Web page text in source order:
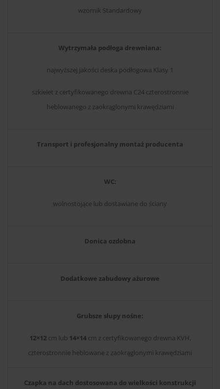
wzornik Standardowy
Wytrzymała podłoga drewniana:
najwyższej jakości deska podłogowa Klasy 1
szkielet z certyfikowanego drewna C24 czterostronnie
heblowanego z zaokrąglonymi krawędziami
Transport i profesjonalny montaż producenta
WC:
wolnostojące lub dostawiane do ściany
Donica ozdobna
Dodatkowe zabudowy ażurowe
Grubsze słupy nośne:
12×12 cm lub 14×14 cm z certyfikowanego drewna KVH,
czterostronnie heblowane z zaokrąglonymi krawędziami
Czapka na dach dostosowana do wielkości konstrukcji